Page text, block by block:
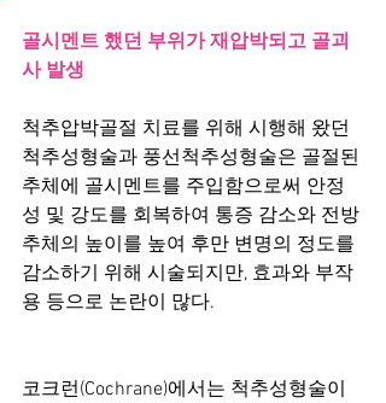
골시멘트 했던 부위가 재압박되고 골괴
사 발생
척추압박골절 치료를 위해 시행해 왔던
척추성형술과 풍선척추성형술은 골절된
추체에 골시멘트를 주입함으로써 안정
성 및 강도를 회복하여 통증 감소와 전방
추체의 높이를 높여 후만 변명의 정도를
감소하기 위해 시술되지만, 효과와 부작
용 등으로 논란이 많다.
코크런(Cochrane)에서는 척추성형술이